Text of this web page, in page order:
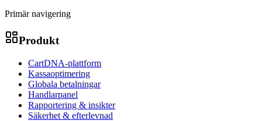
Primär navigering
Produkt
CartDNA-plattform
Kassaoptimering
Globala betalningar
Handlarpanel
Rapportering & insikter
Säkerhet & efterlevnad